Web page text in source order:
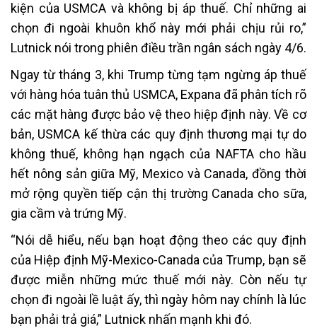
kiện của USMCA và không bị áp thuế. Chỉ những ai
chọn đi ngoài khuôn khổ này mới phải chịu rủi ro,”
Lutnick nói trong phiên điều trần ngân sách ngày 4/6.
Ngay từ tháng 3, khi Trump từng tạm ngừng áp thuế
với hàng hóa tuân thủ USMCA, Expana đã phân tích rõ
các mặt hàng được bảo vệ theo hiệp định này. Về cơ
bản, USMCA kế thừa các quy định thương mại tự do
không thuế, không hạn ngạch của NAFTA cho hầu
hết nông sản giữa Mỹ, Mexico và Canada, đồng thời
mở rộng quyền tiếp cận thị trường Canada cho sữa,
gia cầm và trứng Mỹ.
“Nói dễ hiểu, nếu bạn hoạt động theo các quy định
của Hiệp định Mỹ-Mexico-Canada của Trump, bạn sẽ
được miễn những mức thuế mới này. Còn nếu tự
chọn đi ngoài lề luật ấy, thì ngày hôm nay chính là lúc
bạn phải trả giá,” Lutnick nhấn mạnh khi đó.